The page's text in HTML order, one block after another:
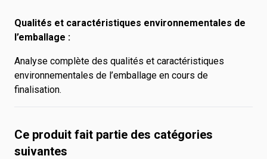
Qualités et caractéristiques environnementales de
l’emballage :
Analyse complète des qualités et caractéristiques
environnementales de l’emballage en cours de
finalisation.
Ce produit fait partie des catégories
suivantes